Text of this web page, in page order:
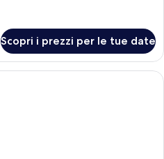
Scopri i prezzi per le tue date